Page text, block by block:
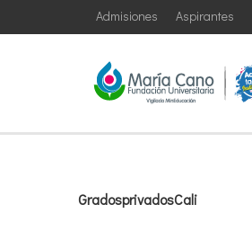
Aspirantes
Admisiones
GradosprivadosCali